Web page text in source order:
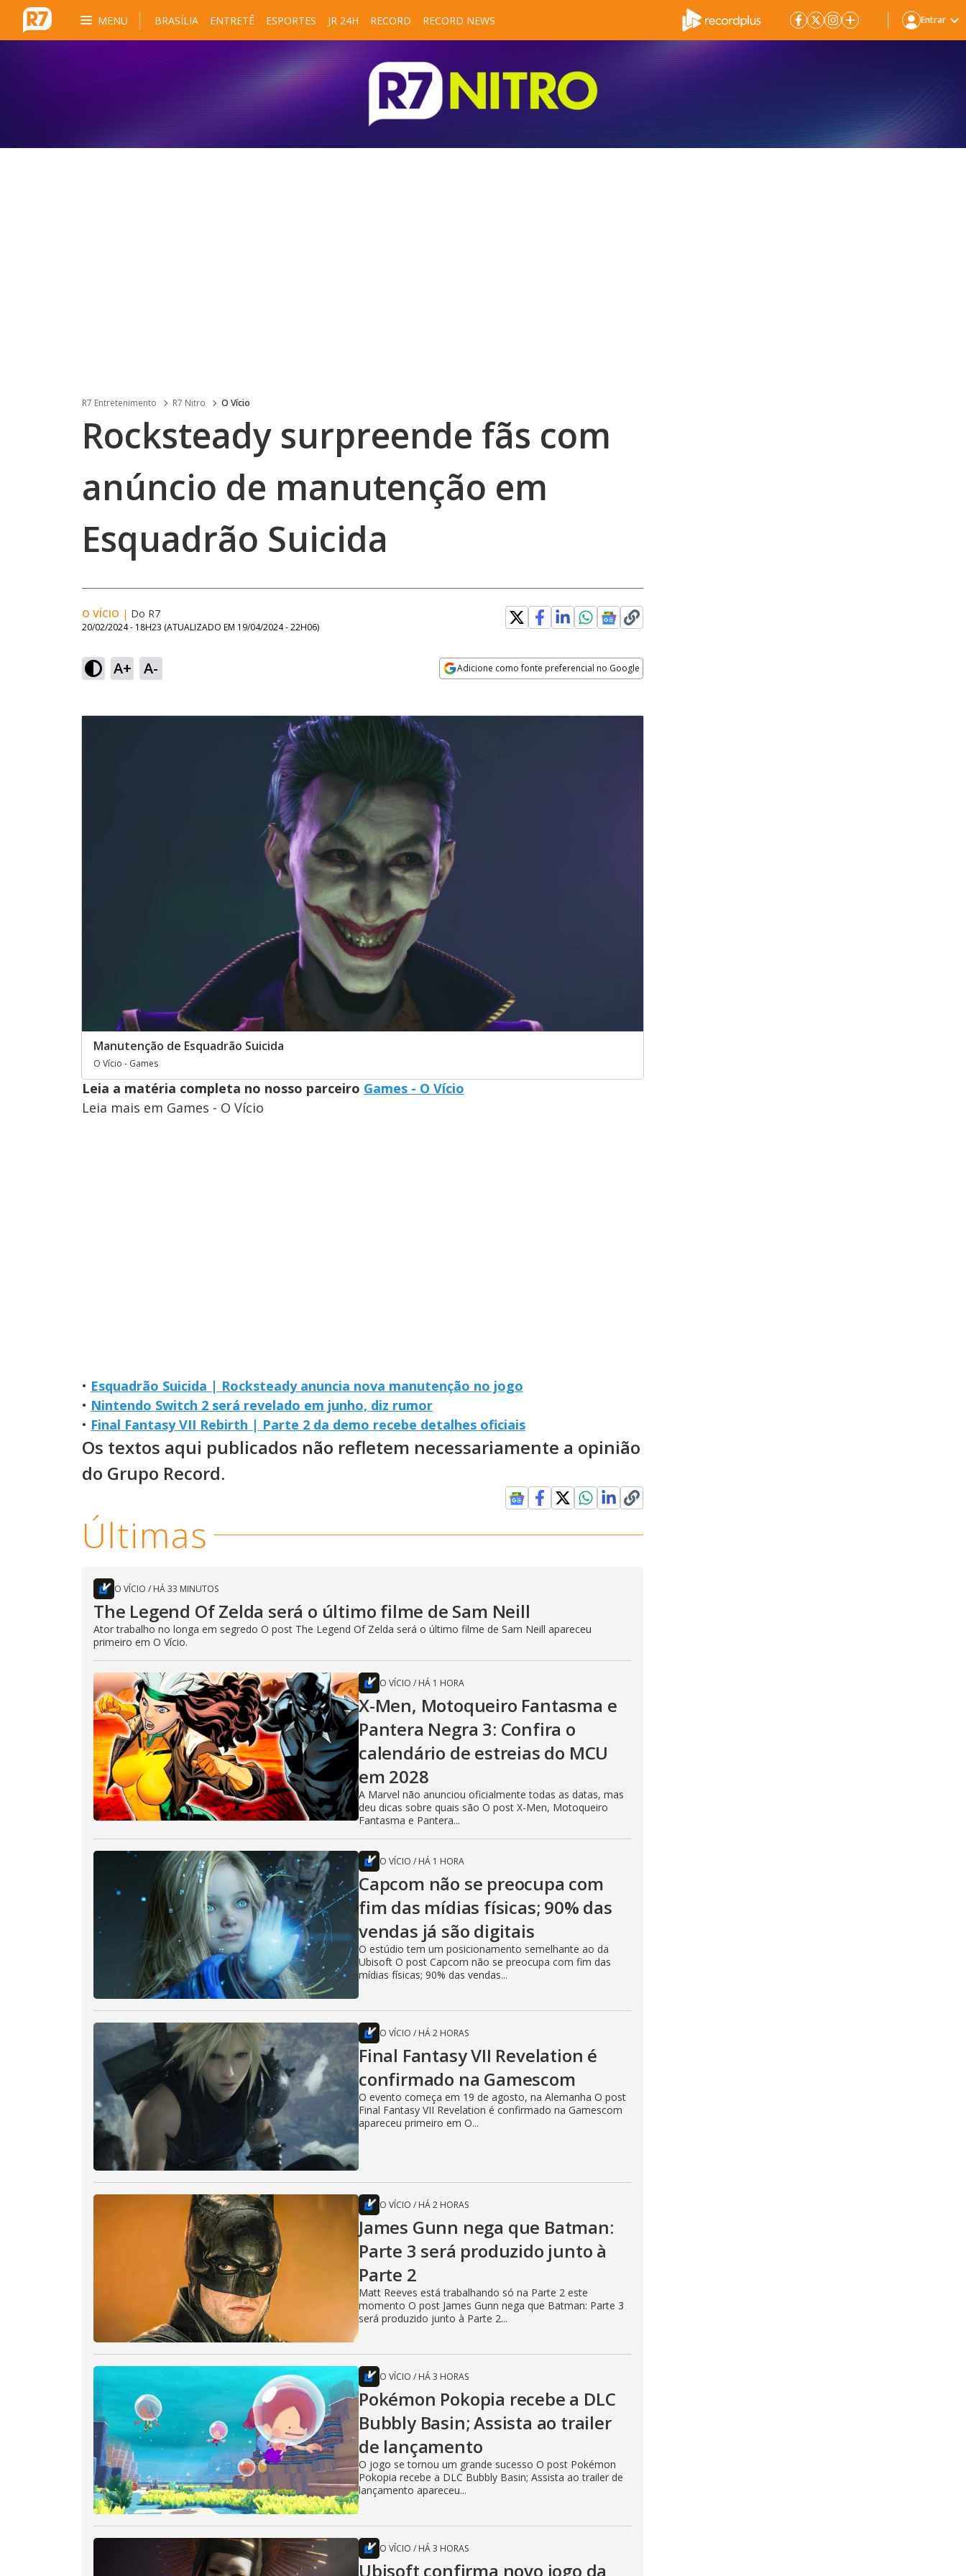
MENU BRASÍLIA ENTRETÊ ESPORTES JR 24H RECORD RECORD NEWS Entrar
R7 Entretenimento R7 Nitro O Vício
Rocksteady surpreende fãs com
anúncio de manutenção em
Esquadrão Suicida
O VÍCIO | Do R7
20/02/2024 - 18H23 (ATUALIZADO EM 19/04/2024 - 22H06)
A+ A- Adicione como fonte preferencial no Google
Manutenção de Esquadrão Suicida
O Vício - Games
Leia a matéria completa no nosso parceiro Games - O Vício
Leia mais em Games - O Vício
• Esquadrão Suicida | Rocksteady anuncia nova manutenção no jogo
• Nintendo Switch 2 será revelado em junho, diz rumor
• Final Fantasy VII Rebirth | Parte 2 da demo recebe detalhes oficiais
Os textos aqui publicados não refletem necessariamente a opinião
do Grupo Record.
Últimas
O VÍCIO / HÁ 33 MINUTOS
The Legend Of Zelda será o último filme de Sam Neill
Ator trabalho no longa em segredo O post The Legend Of Zelda será o último filme de Sam Neill apareceu
primeiro em O Vício.
O VÍCIO / HÁ 1 HORA
X-Men, Motoqueiro Fantasma e
Pantera Negra 3: Confira o
calendário de estreias do MCU
em 2028
A Marvel não anunciou oficialmente todas as datas, mas
deu dicas sobre quais são O post X-Men, Motoqueiro
Fantasma e Pantera...
O VÍCIO / HÁ 1 HORA
Capcom não se preocupa com
fim das mídias físicas; 90% das
vendas já são digitais
O estúdio tem um posicionamento semelhante ao da
Ubisoft O post Capcom não se preocupa com fim das
mídias físicas; 90% das vendas...
O VÍCIO / HÁ 2 HORAS
Final Fantasy VII Revelation é
confirmado na Gamescom
O evento começa em 19 de agosto, na Alemanha O post
Final Fantasy VII Revelation é confirmado na Gamescom
apareceu primeiro em O...
O VÍCIO / HÁ 2 HORAS
James Gunn nega que Batman:
Parte 3 será produzido junto à
Parte 2
Matt Reeves está trabalhando só na Parte 2 este
momento O post James Gunn nega que Batman: Parte 3
será produzido junto à Parte 2...
O VÍCIO / HÁ 3 HORAS
Pokémon Pokopia recebe a DLC
Bubbly Basin; Assista ao trailer
de lançamento
O jogo se tornou um grande sucesso O post Pokémon
Pokopia recebe a DLC Bubbly Basin; Assista ao trailer de
lançamento apareceu...
O VÍCIO / HÁ 3 HORAS
Ubisoft confirma novo jogo da